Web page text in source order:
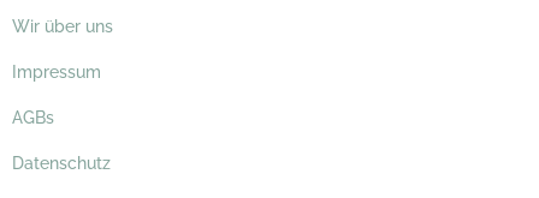
Wir über uns
Impressum
AGBs
Datenschutz